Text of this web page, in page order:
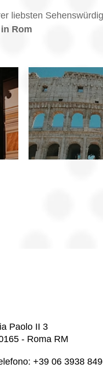
liebsten
Rom
Paolo II 3
- Roma RM
+39 06 3938